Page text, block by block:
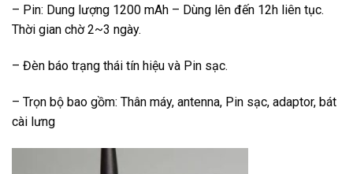
– Pin: Dung lượng 1200 mAh – Dùng lên đến 12h liên tục.
Thời gian chờ 2~3 ngày.
– Đèn báo trạng thái tín hiệu và Pin sạc.
– Trọn bộ bao gồm: Thân máy, antenna, Pin sạc, adaptor, bát
cài lưng